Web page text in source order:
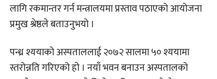
लागि रकमान्तर गर्न मन्त्रालयमा प्रस्ताव पठाएको आयोजना
प्रमुख श्रेष्ठले बताउनुभयो ।
पन्ध्र श्ययाको अस्पताललाई २०७२ सालमा ५० श्ययामा
स्तरोन्नति गरिएको हो । नयाँ भवन बनाउन अस्पतालको